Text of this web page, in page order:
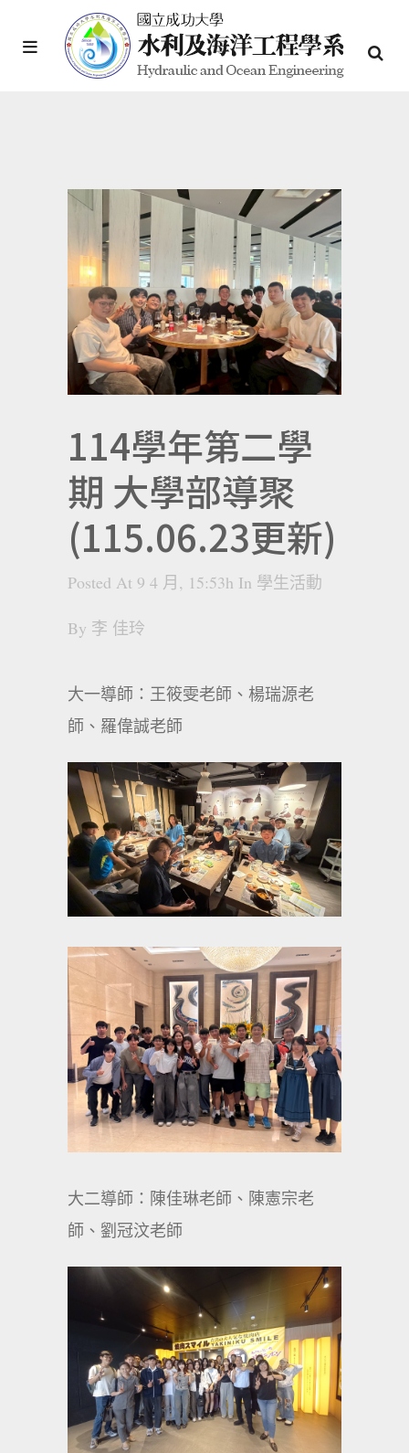
114學年第二學
期 大學部導聚
(115.06.23更新)
Posted At 9 4 月, 15:53h In 學生活動
By 李 佳玲
大一導師：王筱雯老師、楊瑞源老
師、羅偉誠老師
大二導師：陳佳琳老師、陳憲宗老
師、劉冠汶老師